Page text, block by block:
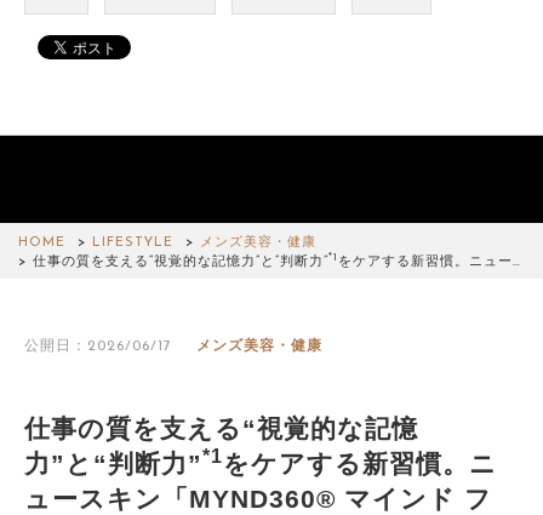
HOME LIFESTYLE
メンズ美容・健康
仕事の質を支える“視覚的な記憶力”と“判断力”*1 をケアする新習慣。ニュー…
公開日：2026/06/17 メンズ美容・健康
仕事の質を支える“視覚的な記憶
力”と“判断力”*1をケアする新習慣。ニ
ュースキン「MYND360® マインド フ